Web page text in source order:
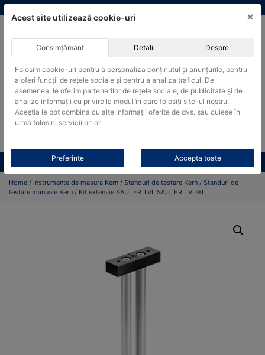
Skip
to
ACHIZITII PUBLICE
Produsele pot fi achizitionate si in sistemul SEAP / SICAP
Products
search
CAUTARE
Toate produsele CONTACT
Home / Instrumente de masura Kern / Standuri de testare Kern / Standuri de
testare manuale Kern / Kit extensie SAUTER TVL SAUTER TVL-XL
Acest site utilizează cookie-uri ×
Consimțământ Detalii Despre
Folosim cookie-uri pentru a personaliza conținutul și anunțurile, pentru
a oferi funcții de rețele sociale și pentru a analiza traficul. De
asemenea, le oferim partenerilor de rețele sociale, de publicitate și de
analize informații cu privire la modul în care folosiți site-ul nostru.
Aceștia le pot combina cu alte informații oferite de dvs. sau culese în
urma folosirii serviciilor lor.
Preferinte Accepta toate